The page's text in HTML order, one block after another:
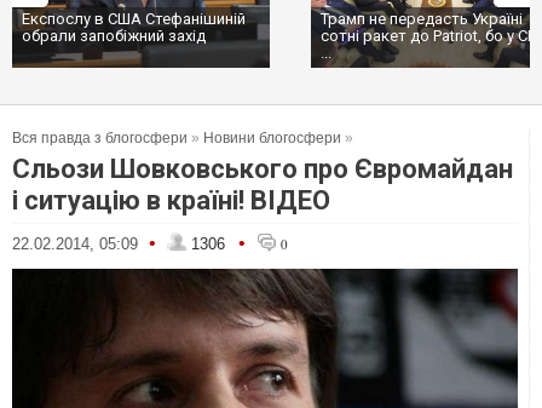
Експослу в США Стефанішиній
обрали запобіжний захід
Трамп не передасть Україні
сотні ракет до Patriot, бо у
...
Вся правда з блогосфери » Новини блогосфери »
Сльози Шовковського про Євромайдан
і ситуацію в країні! ВІДЕО
22.02.2014, 05:09 • 1306 • 0